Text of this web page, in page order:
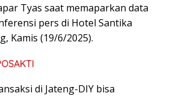
Tyas saat memaparkan data
pers di Hotel Santika
Kamis (19/6/2025).
di Jateng-DIY bisa